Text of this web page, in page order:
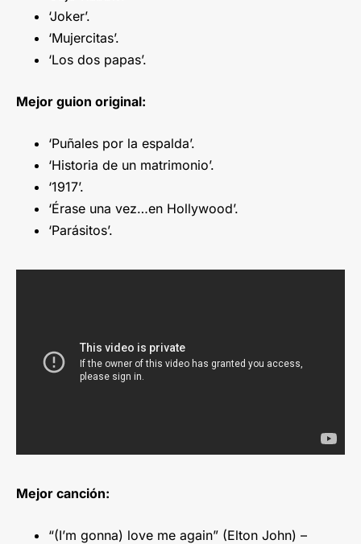
‘Joker’.
‘Mujercitas’.
‘Los dos papas’.
Mejor guion original:
‘Puñales por la espalda’.
‘Historia de un matrimonio’.
‘1917’.
‘Érase una vez…en Hollywood’.
‘Parásitos’.
Mejor canción:
“(I’m gonna) love me again” (Elton John) –